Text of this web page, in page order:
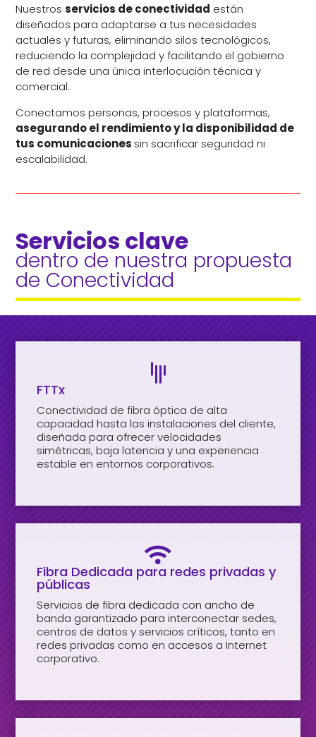
Nuestrosservicios de conectividad están
diseñados para adaptarse a tus necesidades
actuales y futuras, eliminando silos tecnológicos,
reduciendo la complejidad y facilitando el gobierno
de red desde una única interlocución técnica y
comercial.
Conectamos personas, procesos y plataformas,
asegurando el rendimiento y la disponibilidad de
tus comunicaciones sin sacrificar seguridad ni
escalabilidad.
Servicios clave
dentro de nuestra propuesta
de Conectividad

FTTx
Conectividad de fibra óptica de alta
capacidad hasta las instalaciones del cliente,
diseñada para ofrecer velocidades
simétricas, baja latencia y una experiencia
estable en entornos corporativos.

Fibra Dedicada para redes privadas y
públicas
Servicios de fibra dedicada con ancho de
banda garantizado para interconectar sedes,
centros de datos y servicios críticos, tanto en
redes privadas como en accesos a Internet
corporativo.